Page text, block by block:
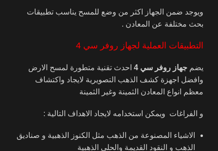
ويوجد ضمن الجهاز اكثر من وضع للمسح يناسب تطبيقات
بحث مختلفة عن المعادن .
التطبيقات العملية لجهاز روفر سي 4
يضم جهاز روفر سي 4
احدث تقنية متطورة لمسح الارض
وافضل اجهزة كشف الذهب التصويرية لايجاد واكتشاف
معظم انواع المعادن الثمينة وغير الثمينة
و الفراغات ويمكن استخدامه لايجاد الاهداف التالية :
الاشياء المصنوعة من الذهب مثل الكنوز الذهبية و صناديق
الذهب و النقود القديمة والحلي الذهبية